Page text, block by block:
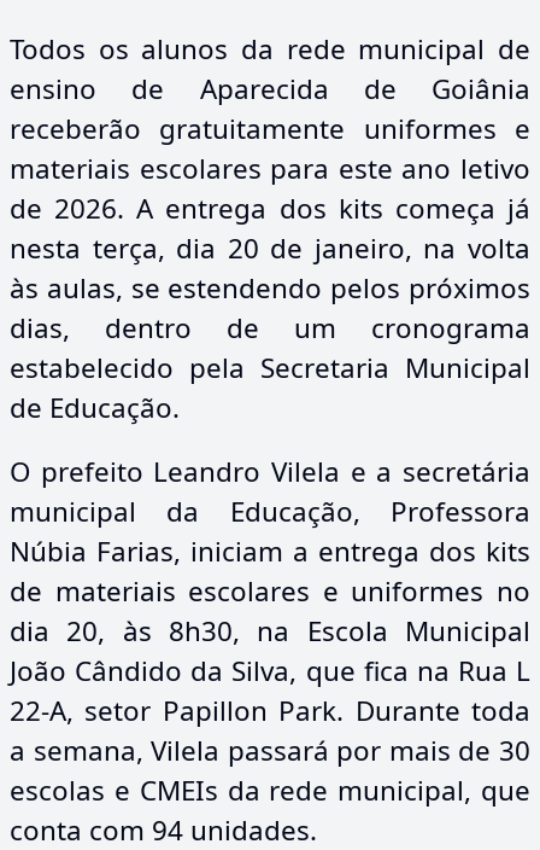
Todos os alunos da rede municipal de
ensino de Aparecida de Goiânia
receberão gratuitamente uniformes e
materiais escolares para este ano letivo
de 2026. A entrega dos kits começa já
nesta terça, dia 20 de janeiro, na volta
às aulas, se estendendo pelos próximos
dias, dentro de um cronograma
estabelecido pela Secretaria Municipal
de Educação.
O prefeito Leandro Vilela e a secretária
municipal da Educação, Professora
Núbia Farias, iniciam a entrega dos kits
de materiais escolares e uniformes no
dia 20, às 8h30, na Escola Municipal
João Cândido da Silva, que fica na Rua L
22-A, setor Papillon Park. Durante toda
a semana, Vilela passará por mais de 30
escolas e CMEIs da rede municipal, que
conta com 94 unidades.